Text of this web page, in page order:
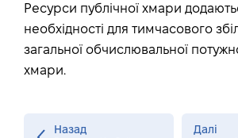
Ресурси публічної хмари
необхідності для тимчасового
загальної обчислювальної
хмари.
Назад Далі